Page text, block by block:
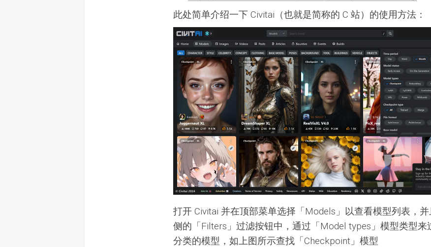
此处简单介绍一下 Civitai（也就是简称的 C 站）的使用方法：
打开 Civitai 并在顶部菜单选择「Models」以查看模型列表，
侧的「Filters」过滤按钮中，通过「Model types」模型类型来
分类的模型，如上图所示查找「Checkpoint」模型